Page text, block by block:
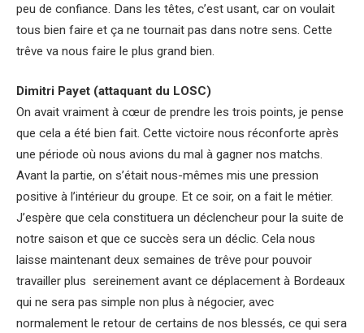
peu de confiance. Dans les têtes, c’est usant, car on voulait
tous bien faire et ça ne tournait pas dans notre sens. Cette
trêve va nous faire le plus grand bien.
Dimitri Payet (attaquant du LOSC)
On avait vraiment à cœur de prendre les trois points, je pense
que cela a été bien fait. Cette victoire nous réconforte après
une période où nous avions du mal à gagner nos matchs.
Avant la partie, on s’était nous-mêmes mis une pression
positive à l’intérieur du groupe. Et ce soir, on a fait le métier.
J’espère que cela constituera un déclencheur pour la suite de
notre saison et que ce succès sera un déclic. Cela nous
laisse maintenant deux semaines de trêve pour pouvoir
travailler plus sereinement avant ce déplacement à Bordeaux
qui ne sera pas simple non plus à négocier, avec
normalement le retour de certains de nos blessés, ce qui sera